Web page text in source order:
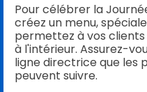
Pour célébrer la
créez un menu,
permettez à vos
à l'intérieur. Assurez-
ligne directrice que les
peuvent suivre.